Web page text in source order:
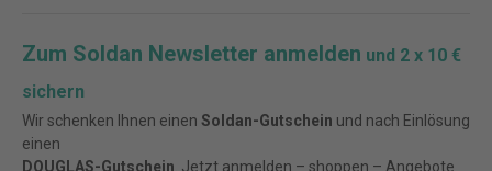
Zum Soldan Newsletter anmelden und 2 x 10 €
sichern
Wir schenken Ihnen einen Soldan-Gutschein und nach Einlösung
einen
DOUGLAS-Gutschein . Jetzt anmelden – shoppen – Angebote